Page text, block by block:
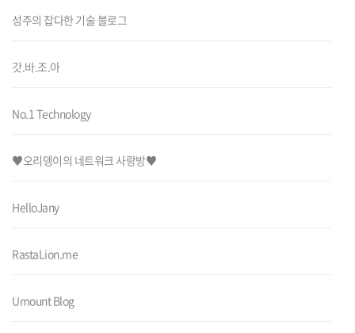
성주의 잡다한 기술 블로그
갓.바.조.아
No.1 Technology
♥오리뎅이의 네트워크 사랑방♥
HelloJany
RastaLion.me
Umount Blog